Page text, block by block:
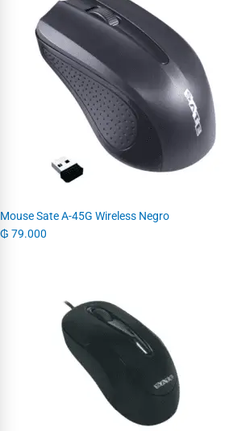
Mouse Sate A-45G Wireless Negro
₲ 79.000